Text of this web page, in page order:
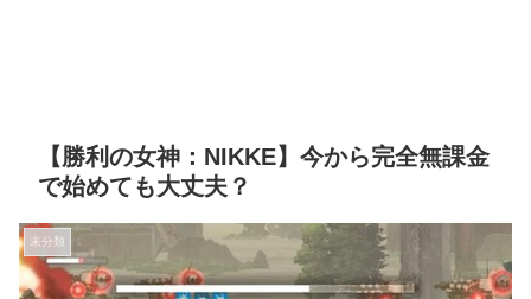
【勝利の女神：NIKKE】今から完全無課金
で始めても大丈夫？
未分類